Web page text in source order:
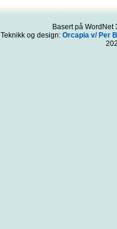
Basert på
Teknikk og design: Orcapia v/ Per